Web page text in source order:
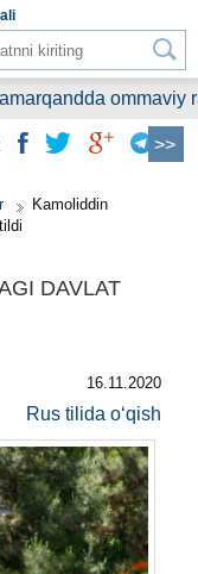
ommaviy
Kamoliddin
DAVLAT
16.11.2020
Rus tilida oʻqish